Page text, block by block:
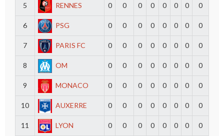
5 RENNES 0 0 0 0 0 0 0 0
6 PSG 0 0 0 0 0 0 0 0
7 PARIS FC 0 0 0 0 0 0 0 0
8 OM 0 0 0 0 0 0 0 0
9 MONACO 0 0 0 0 0 0 0 0
10 AUXERRE 0 0 0 0 0 0 0 0
11 LYON 0 0 0 0 0 0 0 0